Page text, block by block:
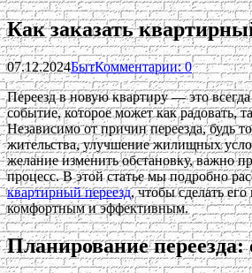
Как заказать
07.12.2024БытКомментарии: 0
Переезд в новую квартиру — это
событие, которое может как радовать,
Независимо от причин переезда, будь
жительства, улучшение жилищных
желание изменить обстановку, важно
процесс. В этой статье мы подробно
квартирный переезд, чтобы сделать
комфортным и эффективным.
Планирование переезда: